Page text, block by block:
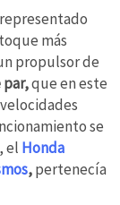
más
propulsor de
par,que en este
se
el Honda
,pertenecía